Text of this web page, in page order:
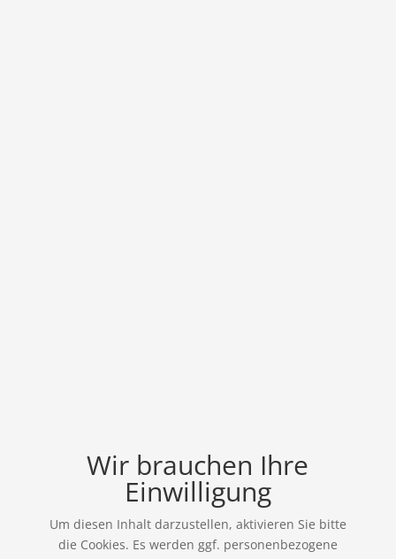
Wir brauchen Ihre
Einwilligung
Um diesen Inhalt darzustellen, aktivieren Sie bitte
die Cookies. Es werden ggf. personenbezogene